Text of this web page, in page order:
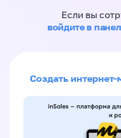
Если вы
войдите в
Создать